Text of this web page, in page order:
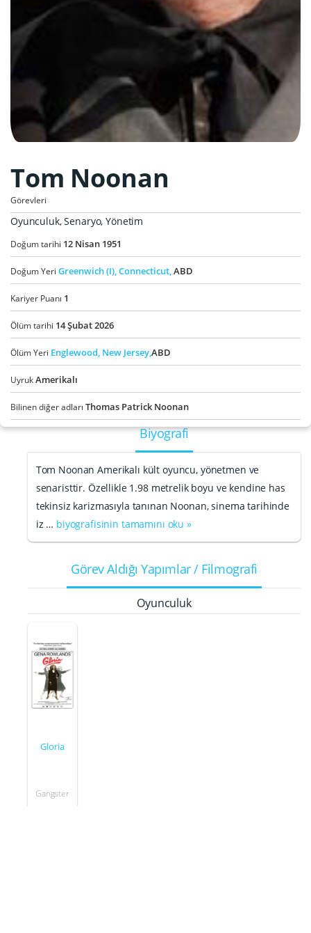
Tom Noonan
Görevleri
Oyunculuk, Senaryo, Yönetim
Doğum tarihi 12 Nisan 1951
Doğum Yeri Greenwich (I),Connecticut,ABD
Kariyer Puanı 1
Ölüm tarihi 14Şubat2026
Ölüm Yeri Englewood, New Jersey,ABD
UyrukAmerikalı
Bilinen diğer adları Thomas Patrick Noonan
Biyografi
Tom Noonan Amerikalı kült oyuncu, yönetmen ve
senaristtir. Özellikle 1.98 metrelik boyu ve kendine has
tekinsiz karizmasıyla tanınan Noonan, sinema tarihinde
iz … biyografisinin tamamını oku »
Görev Aldığı Yapımlar / Filmografi
Oyunculuk
Gloria
Gangster